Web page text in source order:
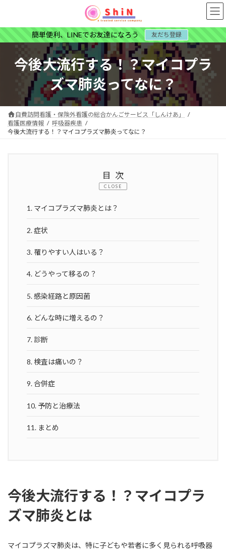
ツ
シ
簡単便利、LINEでお友達になろう 友だち登録
今後大流行する！？マイコプラ
ズマ肺炎ってなに？
自費訪問看護・保険外看護の総合かんごサービス「しんけあ」
看護医療情報
呼吸器疾患
今後大流行する！？マイコプラズマ肺炎ってなに？
目次
CLOSE
1. マイコプラズマ肺炎とは？
2.症状
3. 罹りやすい人はいる？
4. どうやって移るの？
5.感染経路と原因菌
6. どんな時に増えるの？
7. 診断
8.検査は痛いの？
9.合併症
10. 予防と治療法
11. まとめ
今後大流行する！？マイコプラ
ズマ肺炎とは
マイコプラズマ肺炎は、特に子どもや若者に多く見られる呼吸器